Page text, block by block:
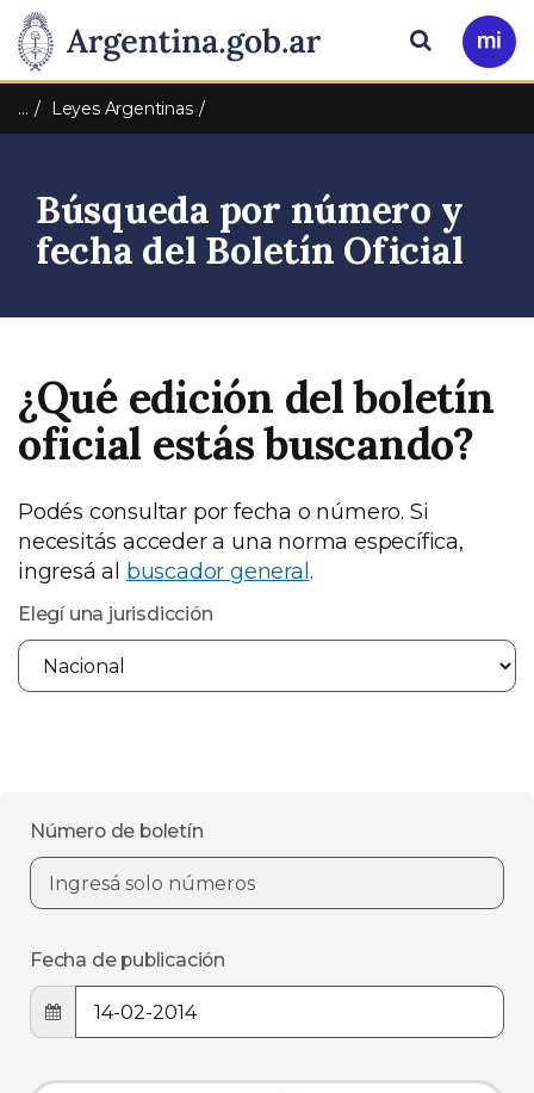
Presidencia
de
Nación
Pasar al contenido principal
Ir
a
Buscar
… Leyes Argentinas
Búsqueda por número y
fecha del Boletín Oficial
¿Qué edición del boletín
oficial estás buscando?
Podés consultar por fecha o número. Si
necesitás acceder a una norma específica,
ingresá al buscador general .
Elegí una jurisdicción
Número de boletín
Fecha de publicación